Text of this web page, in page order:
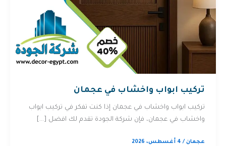
تركيب ابواب واخشاب في عجمان
تركيب ابواب واخشاب في عجمان إذا كنت تفكر في تركيب ابواب
واخشاب في عجمان، فإن شركة الجودة تقدم لك افضل […]
عجمان/ 4 أغسطس، 2026